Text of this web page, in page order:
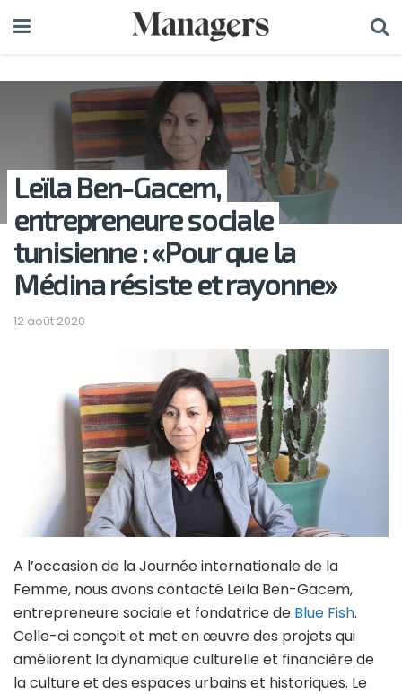
Leïla Ben-Gacem,
entrepreneure sociale
tunisienne : «Pour que la
Médina résiste et rayonne»
12 août 2020
A l’occasion de la Journée internationale de la
Femme, nous avons contacté Leïla Ben-Gacem,
entrepreneure sociale et fondatrice de Blue Fish.
Celle-ci conçoit et met en œuvre des projets qui
améliorent la dynamique culturelle et financière de
la culture et des espaces urbains et historiques. Le